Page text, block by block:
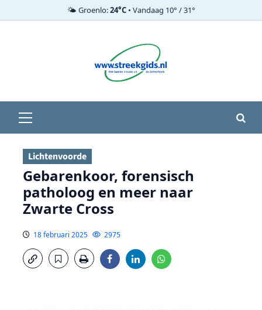
🌤️ Groenlo:24°C• Vandaag 10° / 31°
menu
Lichtenvoorde
Gebarenkoor, forensisch
patholoog en meer naar
Zwarte Cross
18 februari 2025 2975